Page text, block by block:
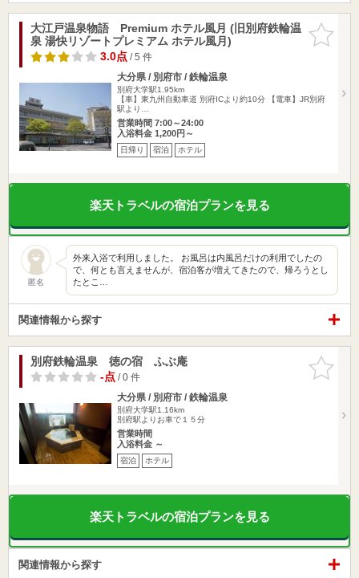
お気に入
りに追加
大江戸温泉物語 Premium ホテル風月 (旧別府鉄輪温
泉 湯快リゾートプレミアム ホテル風月)
3.0点/ 5 件
大分県 / 別府市 / 鉄輪温泉
別府大学駅1.95km
【車】東九州自動車道 別府ICより約10分 【電車】JR別府
駅より…
営業時間 7:00～24:00
入浴料金 1,200円～
日帰り 宿泊 ホテル
楽天トラベルの宿泊プランを見る
匿名
外来入浴で利用しました。 お風呂は内風呂だけの利用でしたの
で、何とも言えませんが、宿泊客が増えてきたので、帰ろうとし
たとこ…
関連情報から探す
お気に入
りに追加
別府鉄輪温泉 徳の宿 ふぶ庵
-点/ 0 件
大分県 / 別府市 / 鉄輪温泉
別府大学駅1.16km
別府駅よりお車で１５分
営業時間
入浴料金 ～
宿泊 ホテル
楽天トラベルの宿泊プランを見る
関連情報から探す